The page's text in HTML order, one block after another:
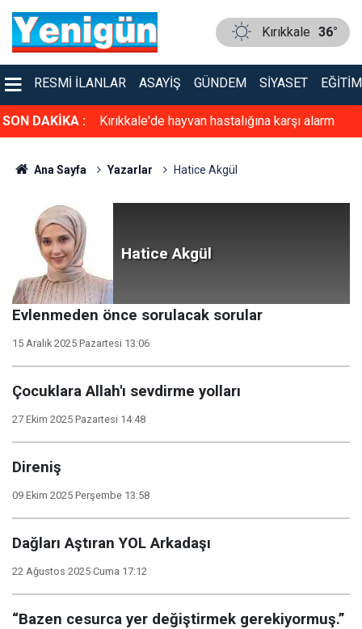
Kırıkkale 36°
RESMI İLANLAR ASAYIŞ GÜNDEM SIYASET EĞITIM
SON DAKİKA :
uygulama Kırıkkale'de hayvan hastalığına karşı alarm
Ana Sayfa Yazarlar Hatice Akgül
Hatice Akgül
Evlenmeden önce sorulacak sorular
15 Aralık 2025 Pazartesi 13:06
Çocuklara Allah'ı sevdirme yolları
27 Ekim 2025 Pazartesi 14:48
Direniş
09 Ekim 2025 Perşembe 13:58
Dağları Aştıran YOL Arkadaşı
22 Ağustos 2025 Cuma 17:12
“Bazen cesurca yer değiştirmek gerekiyormuş.”